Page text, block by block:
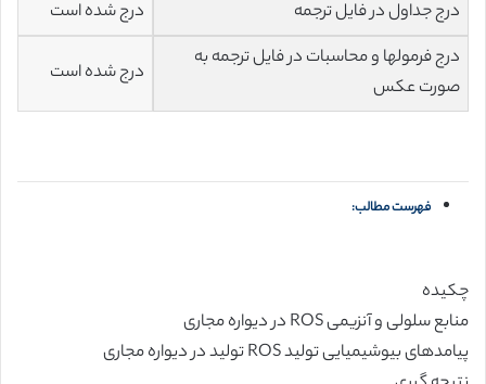
درج جداول در فایل ترجمه
درج شده است
درج فرمولها و محاسبات در فایل ترجمه به
صورت عکس
درج شده است
فهرست مطالب:
چکیده
منابع سلولی و آنزیمی ROS در دیواره مجاری
پیامدهای بیوشیمیایی تولید ROS تولید در دیواره مجاری